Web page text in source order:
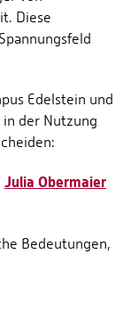
Diese
Edelstein und
der Nutzung
Julia Obermaier
Bedeutungen,